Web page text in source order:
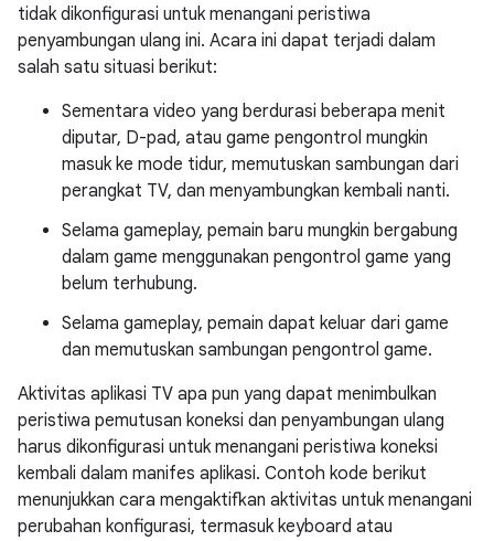
tidak dikonfigurasi untuk menangani peristiwa
penyambungan ulang ini. Acara ini dapat terjadi dalam
salah satu situasi berikut:
Sementara video yang berdurasi beberapa menit
diputar, D-pad, atau game pengontrol mungkin
masuk ke mode tidur, memutuskan sambungan dari
perangkat TV, dan menyambungkan kembali nanti.
Selama gameplay, pemain baru mungkin bergabung
dalam game menggunakan pengontrol game yang
belum terhubung.
Selama gameplay, pemain dapat keluar dari game
dan memutuskan sambungan pengontrol game.
Aktivitas aplikasi TV apa pun yang dapat menimbulkan
peristiwa pemutusan koneksi dan penyambungan ulang
harus dikonfigurasi untuk menangani peristiwa koneksi
kembali dalam manifes aplikasi. Contoh kode berikut
menunjukkan cara mengaktifkan aktivitas untuk menangani
perubahan konfigurasi, termasuk keyboard atau